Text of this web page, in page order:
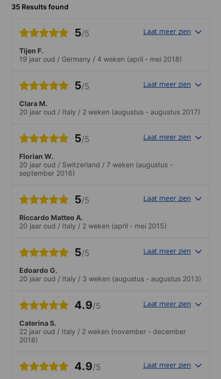
35 Results found
5/5 Laat meer zien
Tijen F.
19 jaar oud / Germany / 4 weken (april - mei 2018)
5/5 Laat meer zien
Clara M.
20 jaar oud / Italy / 2 weken (augustus - augustus 2017)
5/5 Laat meer zien
Florian W.
20 jaar oud / Switzerland / 7 weken (augustus -
september 2016)
5/5 Laat meer zien
Riccardo Matteo A.
20 jaar oud / Italy / 2 weken (april - mei 2015)
5/5 Laat meer zien
Edoardo G.
20 jaar oud / Italy / 3 weken (augustus - augustus 2013)
4.9/5 Laat meer zien
Caterina S.
22 jaar oud / Italy / 2 weken (november - december
2018)
4.9/5 Laat meer zien